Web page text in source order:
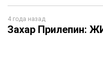
4 года назад
Захар Прилепин: